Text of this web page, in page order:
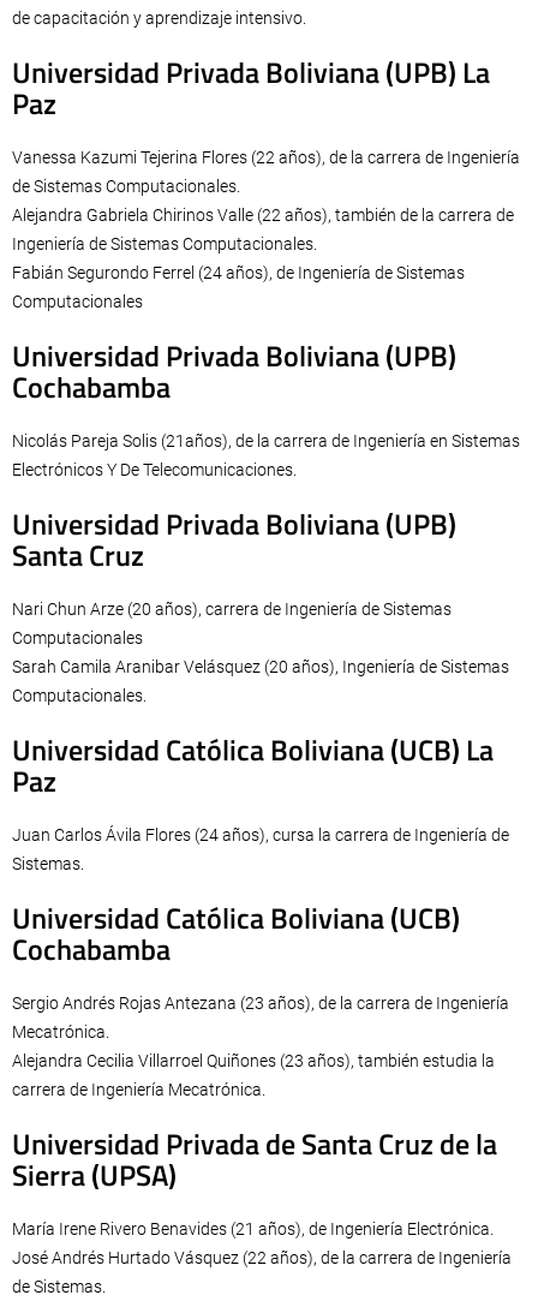
de capacitación y aprendizaje intensivo.
Universidad Privada Boliviana (UPB) La
Paz
Vanessa Kazumi Tejerina Flores (22 años), de la carrera de Ingeniería
de Sistemas Computacionales.
Alejandra Gabriela Chirinos Valle (22 años), también de la carrera de
Ingeniería de Sistemas Computacionales.
Fabián Segurondo Ferrel (24 años), de Ingeniería de Sistemas
Computacionales
Universidad Privada Boliviana (UPB)
Cochabamba
Nicolás Pareja Solis (21años), de la carrera de Ingeniería en Sistemas
Electrónicos Y De Telecomunicaciones.
Universidad Privada Boliviana (UPB)
Santa Cruz
Nari Chun Arze (20 años), carrera de Ingeniería de Sistemas
Computacionales
Sarah Camila Aranibar Velásquez (20 años), Ingeniería de Sistemas
Computacionales.
Universidad Católica Boliviana (UCB) La
Paz
Juan Carlos Ávila Flores (24 años), cursa la carrera de Ingeniería de
Sistemas.
Universidad Católica Boliviana (UCB)
Cochabamba
Sergio Andrés Rojas Antezana (23 años), de la carrera de Ingeniería
Mecatrónica.
Alejandra Cecilia Villarroel Quiñones (23 años), también estudia la
carrera de Ingeniería Mecatrónica.
Universidad Privada de Santa Cruz de la
Sierra (UPSA)
María Irene Rivero Benavides (21 años), de Ingeniería Electrónica.
José Andrés Hurtado Vásquez (22 años), de la carrera de Ingeniería
de Sistemas.